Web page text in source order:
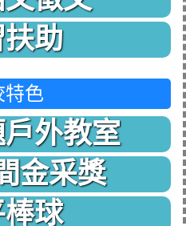
助
特色
外教室
金采獎
球